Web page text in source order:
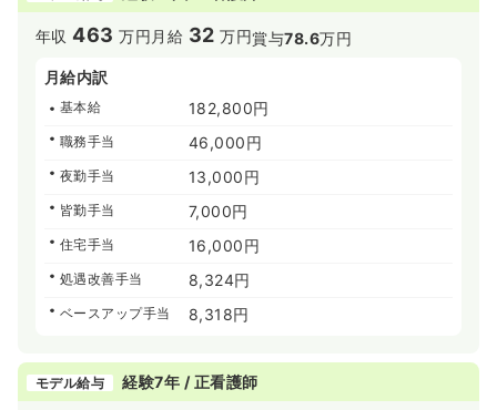
年収463 万円 月給 32 万円賞与78.6万円
月給内訳
基本給 182,800円
職務手当 46,000円
夜勤手当 13,000円
皆勤手当 7,000円
住宅手当 16,000円
処遇改善手当 8,324円
ベースアップ手当 8,318円
モデル給与 経験7年 / 正看護師